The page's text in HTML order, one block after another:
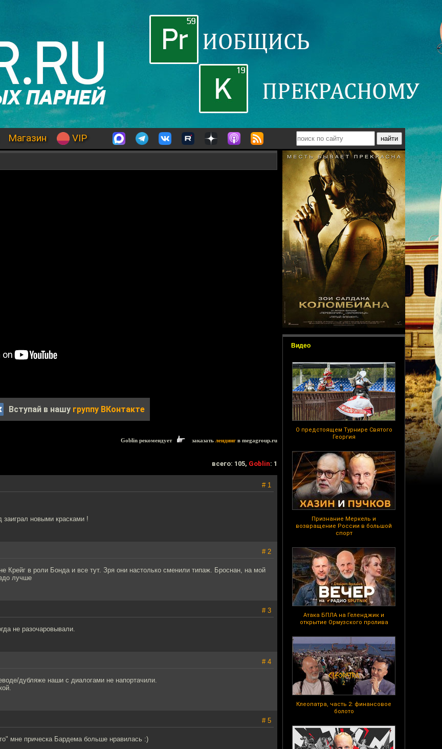
Магазин VIP
Видео
О предстоящем Турнире Святого
Георгия
Признание Меркель и
возвращение России в большой
спорт
Атака БПЛА на Геленджик и
открытие Ормузского пролива
Клеопатра, часть 2: финансовое
болото
Вступай в нашу группу ВКонтакте
Goblin рекомендует заказать лендинг в megagroup.ru
всего: 105, Goblin: 1
# 1
новыми красками !
# 2
Крейг в роли Бонда и все тут. Зря они настолько сменили типаж. Броснан, на мой
лучше
# 3
не разочаровывали.
# 4
дубляже наши с диалогами не напортачили.
# 5
мне прическа Бардема больше нравилась :)